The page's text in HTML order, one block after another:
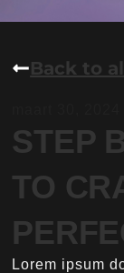
Back to
STEP
TO
Lorem ipsum